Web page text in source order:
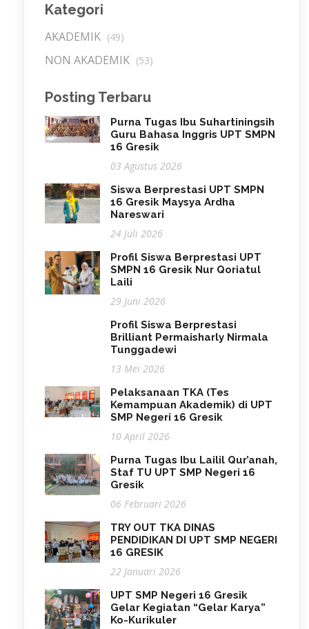
Kategori
AKADEMIK (49)
NON AKADEMIK (53)
Posting Terbaru
Purna Tugas Ibu Suhartiningsih
Guru Bahasa Inggris UPT SMPN
16 Gresik
03 Agustus 2026
Siswa Berprestasi UPT SMPN
16 Gresik Maysya Ardha
Nareswari
24 Juli 2026
Profil Siswa Berprestasi UPT
SMPN 16 Gresik Nur Qoriatul
Laili
29 Juni 2026
Profil Siswa Berprestasi
Brilliant Permaisharly Nirmala
Tunggadewi
13 Mei 2026
Pelaksanaan TKA (Tes
Kemampuan Akademik) di UPT
SMP Negeri 16 Gresik
10 April 2026
Purna Tugas Ibu Lailil Qur’anah,
Staf TU UPT SMP Negeri 16
Gresik
06 Februari 2026
TRY OUT TKA DINAS
PENDIDIKAN DI UPT SMP NEGERI
16 GRESIK
22 Januari 2026
UPT SMP Negeri 16 Gresik
Gelar Kegiatan “Gelar Karya”
Ko-Kurikuler